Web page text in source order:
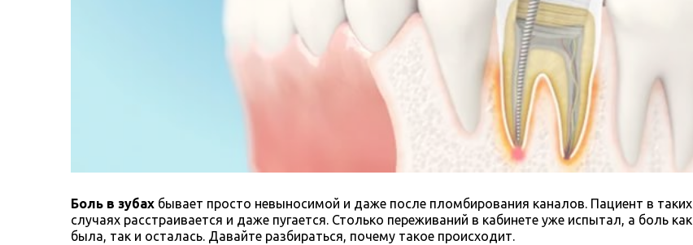
Боль в зубах бывает просто невыносимой и даже после пломбирования каналов. Пациент в таких
случаях расстраивается и даже пугается. Столько переживаний в кабинете уже испытал, а боль как
была, так и осталась. Давайте разбираться, почему такое происходит.